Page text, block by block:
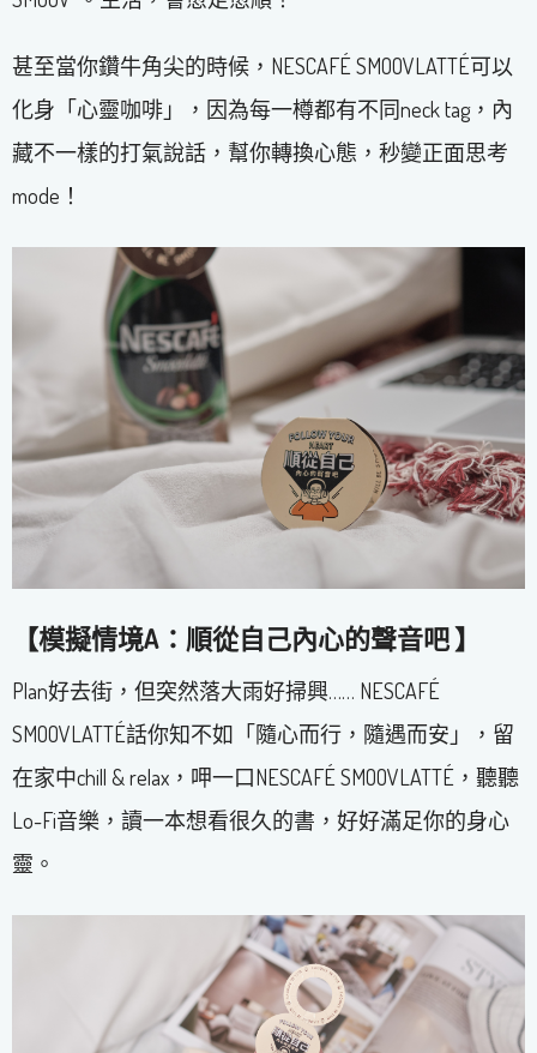
甚至當你鑽牛角尖的時候，NESCAFÉ SMOOVLATTÉ可以
化身「心靈咖啡」，因為每一樽都有不同neck tag，內
藏不一樣的打氣說話，幫你轉換心態，秒變正面思考
mode！
【模擬情境A：順從自己內心的聲音吧 】
Plan好去街，但突然落大雨好掃興…… NESCAFÉ
SMOOVLATTÉ話你知不如「隨心而行，隨遇而安」，留
在家中chill & relax，呷一口NESCAFÉ SMOOVLATTÉ，聽聽
Lo-Fi音樂，讀一本想看很久的書，好好滿足你的身心
靈。